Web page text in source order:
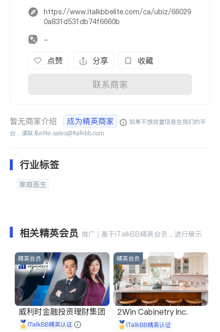
https://www.italkbbelite.com/ca/ubiz/66029
0a831d531db74f6660b
-
点赞 分享 收藏
联系商家
暂无商家介绍 成为精英商家
如果不想放置信息在我们的平
台，请联系elite.sales@italkbb.com
行业标签
家庭医生
相关精英会员 推广 | 基于iTalkBB精英会员，进行展示
精英会员
威利时金融投资理财集团
iTalkBB精英认证
精英会员
2Win Cabinetry Inc.
iTalkBB精英认证